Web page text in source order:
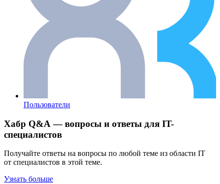
Пользователи
Хабр Q&A — вопросы и ответы для IT-
специалистов
Получайте ответы на вопросы по любой теме из области IT
от специалистов в этой теме.
Узнать больше